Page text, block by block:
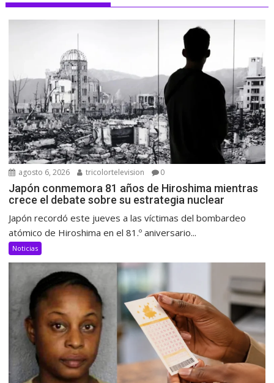
agosto 6, 2026 tricolortelevision 0
Japón conmemora 81 años de Hiroshima mientras
crece el debate sobre su estrategia nuclear
Japón recordó este jueves a las víctimas del bombardeo
atómico de Hiroshima en el 81.º aniversario...
Noticias